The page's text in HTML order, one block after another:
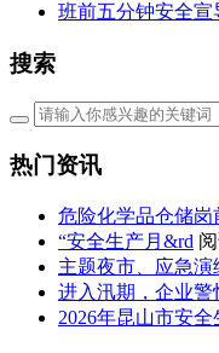
班前五分钟安全
搜索
热门资讯
危险化学品仓储岗
“安全生产月&rd
主题夜市、应急演
进入汛期，企业
2026年昆山市安全